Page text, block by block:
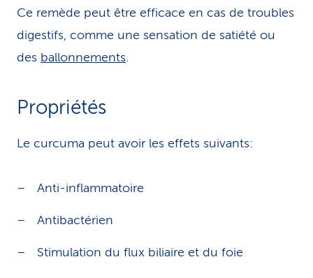
Ce remède peut être efficace en cas de troubles
digestifs, comme une sensation de satiété ou
des ballonnements.
Propriétés
Le curcuma peut avoir les effets suivants:
Anti-inflammatoire
Antibactérien
Stimulation du flux biliaire et du foie